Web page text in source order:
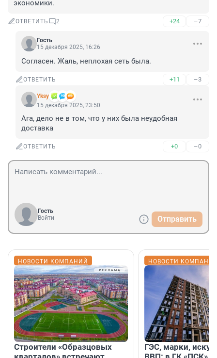
экономики.
ОТВЕТИТЬ 2 +24 –7
Гость
15 декабря 2025, 16:26
Согласен. Жаль, неплохая сеть была.
ОТВЕТИТЬ +11 –3
Yksy
15 декабря 2025, 23:50
Ага, дело не в том, что у них была неудобная
доставка
ОТВЕТИТЬ +0 –0
Гость
Войти
Отправить
НОВОСТИ КОМПАНИЙ
Строители «Образцовых
НОВОСТИ
ГЭС, марки,